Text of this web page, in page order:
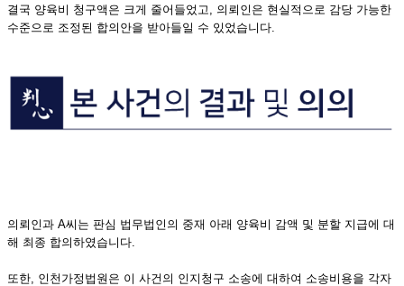
결국 양육비 청구액은 크게 줄어들었고, 의뢰인은 현실적으로 감당 가능한
수준으로 조정된 합의안을 받아들일 수 있었습니다.
의뢰인과 A씨는 판심 법무법인의 중재 아래 양육비 감액 및 분할 지급에 대
해 최종 합의하였습니다.
또한, 인천가정법원은 이 사건의 인지청구 소송에 대하여 소송비용을 각자